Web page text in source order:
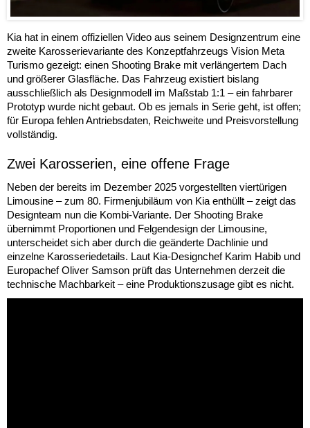
Kia hat in einem offiziellen Video aus seinem Designzentrum eine
zweite Karosserievariante des Konzeptfahrzeugs Vision Meta
Turismo gezeigt: einen Shooting Brake mit verlängertem Dach
und größerer Glasfläche. Das Fahrzeug existiert bislang
ausschließlich als Designmodell im Maßstab 1:1 – ein fahrbarer
Prototyp wurde nicht gebaut. Ob es jemals in Serie geht, ist offen;
für Europa fehlen Antriebsdaten, Reichweite und Preisvorstellung
vollständig.
Zwei Karosserien, eine offene Frage
Neben der bereits im Dezember 2025 vorgestellten viertürigen
Limousine – zum 80. Firmenjubiläum von Kia enthüllt – zeigt das
Designteam nun die Kombi-Variante. Der Shooting Brake
übernimmt Proportionen und Felgendesign der Limousine,
unterscheidet sich aber durch die geänderte Dachlinie und
einzelne Karosseriedetails. Laut Kia-Designchef Karim Habib und
Europachef Oliver Samson prüft das Unternehmen derzeit die
technische Machbarkeit – eine Produktionszusage gibt es nicht.